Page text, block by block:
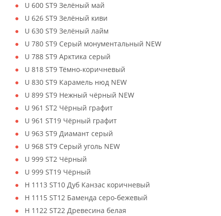
U 600 ST9 Зелёный май
U 626 ST9 Зелёный киви
U 630 ST9 Зелёный лайм
U 780 ST9 Серый монументальный NEW
U 788 ST9 Арктика серый
U 818 ST9 Тёмно-коричневый
U 830 ST9 Карамель нюд NEW
U 899 ST9 Нежный чёрный NEW
U 961 ST2 Чёрный графит
U 961 ST19 Чёрный графит
U 963 ST9 Диамант серый
U 968 ST9 Серый уголь NEW
U 999 ST2 Чёрный
U 999 ST19 Чёрный
H 1113 ST10 Дуб Канзас коричневый
H 1115 ST12 Баменда серо-бежевый
H 1122 ST22 Древесина белая